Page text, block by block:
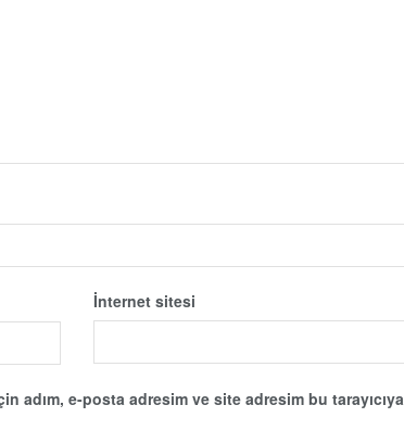
İnternet sitesi
adım, e-posta adresim ve site adresim bu tarayıcıya